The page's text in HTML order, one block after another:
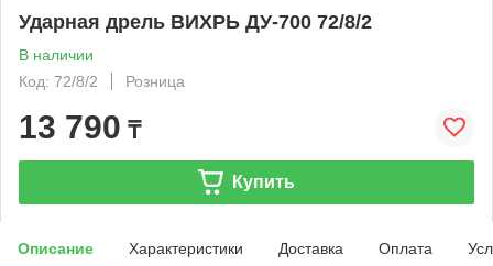
Ударная дрель ВИХРЬ ДУ-700 72/8/2
В наличии
Код: 72/8/2
Розница
13 790 ₸
Купить
Описание Характеристики Доставка Оплата